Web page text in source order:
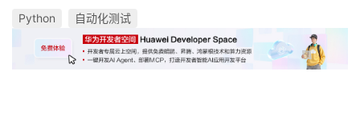
Python 自动化测试